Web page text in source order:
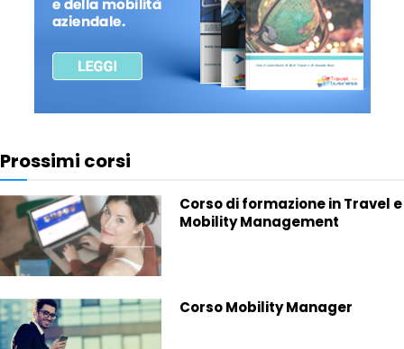
Prossimi corsi
Corso di formazione in Travel e
Mobility Management
Corso Mobility Manager